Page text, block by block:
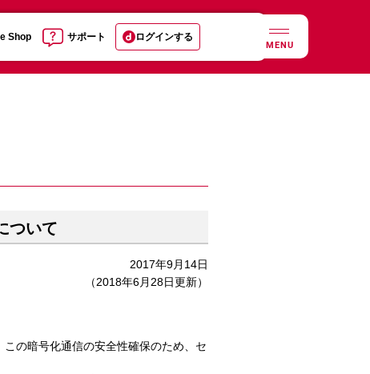
Shop サポート ログインする
MENU
ついて
2017年9月14日
（2018年6月28日更新）
の暗号化通信の安全性確保のため、セ